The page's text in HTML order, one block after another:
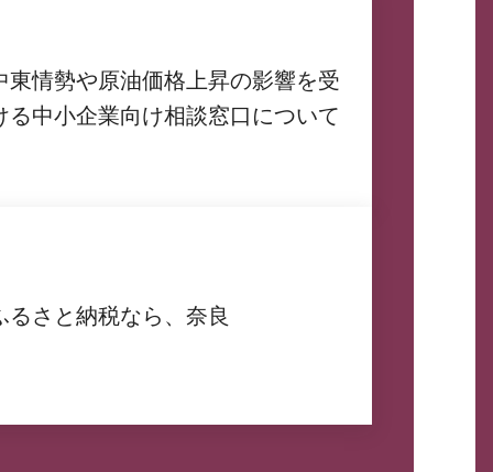
東情勢や原油価格上昇の影響を受
る中小企業向け相談窓口について
るさと納税なら、奈良